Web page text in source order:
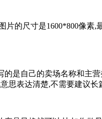
的尺寸是1600*800像
是自己的卖场名称和主
思表达清楚,不需要建议长